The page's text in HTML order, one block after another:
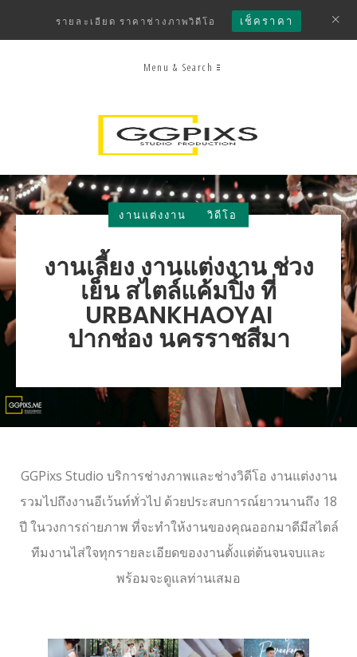
รายละเอียด ราคาช่างภาพวิดีโอ เช็คราคา
Menu & Search
งานแต่งงาน วิดีโอ
งานเลี้ยง งานแต่งงาน ช่วง
เย็น สไตล์แค้มปิ้ง ที่
URBANKHAOYAI
ปากช่อง นครราชสีมา
GGPixs Studio บริการช่างภาพและช่างวิดีโอ งานแต่งงาน
รวมไปถึงงานอีเว้นท์ทั่วไป ด้วยประสบการณ์ยาวนานถึง 18
ปี ในวงการถ่ายภาพ ที่จะทำให้งานของคุณออกมาดีมีสไตล์
ทีมงานไส่ใจทุกรายละเอียดของงานตั้งแต่ต้นจนจบและ
พร้อมจะดูแลท่านเสมอ